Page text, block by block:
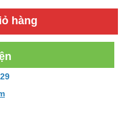
hàng